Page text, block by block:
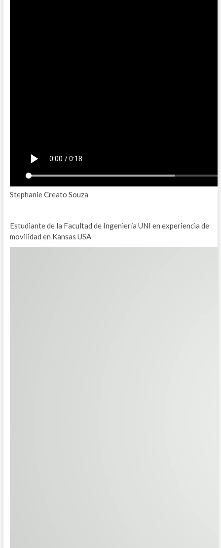
Stephanie Creato Souza
Estudiante de la Facultad de Ingeniería UNI en experiencia de
movilidad en Kansas USA